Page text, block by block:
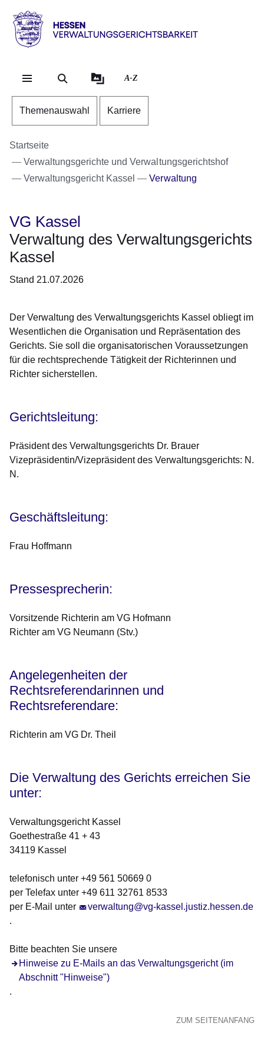
Direkt zum Kopf der
Direkt zum Inhalt
Direkt zum Fuß der
Hessen
Verwaltungsgerichtsbarkeit
A-Z
Themenauswahl Karriere
Startseite
Verwaltungsgerichte und Verwaltungsgerichtshof
Verwaltungsgericht Kassel
Verwaltung
VG Kassel
Verwaltung des Verwaltungsgerichts
Kassel
Stand 21.07.2026
Der Verwaltung des Verwaltungsgerichts Kassel obliegt im
Wesentlichen die Organisation und Repräsentation des
Gerichts. Sie soll die organisatorischen Voraussetzungen
für die rechtsprechende Tätigkeit der Richterinnen und
Richter sicherstellen.
Gerichtsleitung:
Präsident des Verwaltungsgerichts Dr. Brauer
Vizepräsidentin/Vizepräsident des Verwaltungsgerichts: N.
N.
Geschäftsleitung:
Frau Hoffmann
Pressesprecherin:
Vorsitzende Richterin am VG Hofmann
Richter am VG Neumann (Stv.)
Angelegenheiten der
Rechtsreferendarinnen und
Rechtsreferendare:
Richterin am VG Dr. Theil
Die Verwaltung des Gerichts erreichen Sie
unter:
Verwaltungsgericht Kassel
Goethestraße 41 + 43
34119 Kassel
telefonisch unter +49 561 50669 0
per Telefax unter +49 611 32761 8533
per E-Mail unter
verwaltung@vg-kassel.justiz.hessen.de
.
Bitte beachten Sie unsere
Hinweise zu E-Mails an das Verwaltungsgericht (im
Abschnitt "Hinweise")
.
ZUM SEITENANFANG